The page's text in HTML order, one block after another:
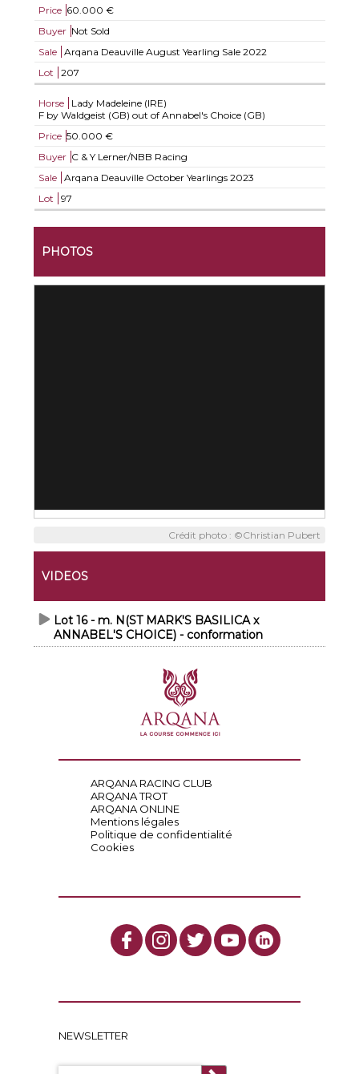
Price 60.000 €
Buyer Not Sold
Sale
Arqana Deauville August Yearling Sale 2022
Lot
207
Horse
Lady Madeleine (IRE)
F by Waldgeist (GB) out of Annabel's Choice (GB)
Price 50.000 €
Buyer C & Y Lerner/NBB Racing
Sale
Arqana Deauville October Yearlings 2023
Lot
97
PHOTOS
Crédit photo : ©Christian Pubert
VIDEOS
Lot 16 - m. N(ST MARK'S BASILICA x
ANNABEL'S CHOICE) - conformation
ARQANA RACING CLUB
ARQANA TROT
ARQANA ONLINE
Mentions légales
Politique de confidentialité
Cookies
NEWSLETTER